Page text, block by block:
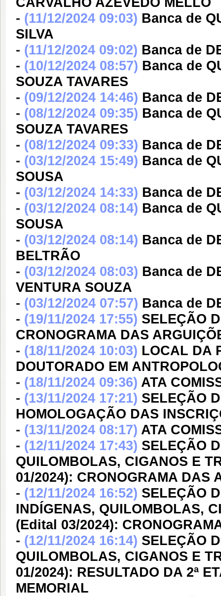
- (11/12/2024 09:03) Banca de
SILVA
- (11/12/2024 09:02) Banca de
- (10/12/2024 08:57) Banca de
SOUZA TAVARES
- (09/12/2024 14:46) Banca de
- (08/12/2024 09:35) Banca de
SOUZA TAVARES
- (08/12/2024 09:33) Banca de
- (03/12/2024 15:49) Banca de
SOUSA
- (03/12/2024 14:33) Banca de
- (03/12/2024 08:14) Banca de
SOUSA
- (03/12/2024 08:14) Banca de
BELTRÃO
- (03/12/2024 08:03) Banca de
VENTURA SOUZA
- (03/12/2024 07:57) Banca de
- (19/11/2024 17:55) SELEÇÃO
CRONOGRAMA DAS
- (18/11/2024 10:03) LOCAL DA
DOUTORADO EM
- (18/11/2024 09:36) ATA
- (13/11/2024 17:21) SELEÇÃO
HOMOLOGAÇÃO DAS
- (13/11/2024 08:17) ATA
- (12/11/2024 17:43) SELEÇÃO
QUILOMBOLAS, CIGANOS E
01/2024): CRONOGRAMA DAS
- (12/11/2024 16:52) SELEÇÃO
INDÍGENAS, QUILOMBOLAS,
(Edital 03/2024):
- (12/11/2024 16:14) SELEÇÃO
QUILOMBOLAS, CIGANOS E
01/2024): RESULTADO DA 2ª
MEMORIAL